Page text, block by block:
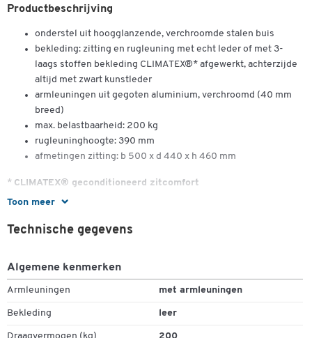
Toon meer
Productbeschrijving
onderstel uit hoogglanzende, verchroomde stalen buis
bekleding: zitting en rugleuning met echt leder of met 3-
laags stoffen bekleding CLIMATEX®* afgewerkt, achterzijde
altijd met zwart kunstleder
armleuningen uit gegoten aluminium, verchroomd (40 mm
breed)
max. belastbaarheid: 200 kg
rugleuninghoogte: 390 mm
afmetingen zitting: b 500 x d 440 x h 460 mm
* CLIMATEX® geconditioneerd zitcomfort
de speciale geweven structuur voert evt. transpiratievocht
een uiterst goed ontwikkeld productieprocédé – Made in
Switzerland
150.000 Martindale-toeren, moeilijk ontvlambaar
Technische gegevens
Algemene kenmerken
Armleuningen met armleuningen
Bekleding leer